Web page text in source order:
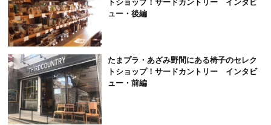
ュー・後編
たまプラ・あざみ野間にある椅子のセレク
トショップ！サードカントリー インタビ
ュー・前編